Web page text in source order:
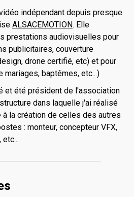
indépendant depuis presque
ALSACEMOTION. Elle
prestations audiovisuelles pour
publicitaires, couverture
drone certifié, etc) et pour
baptêmes, etc...)
et été président de l'association
dans laquelle j'ai réalisé
la création de celles des autres
: monteur, concepteur VFX,
etc...